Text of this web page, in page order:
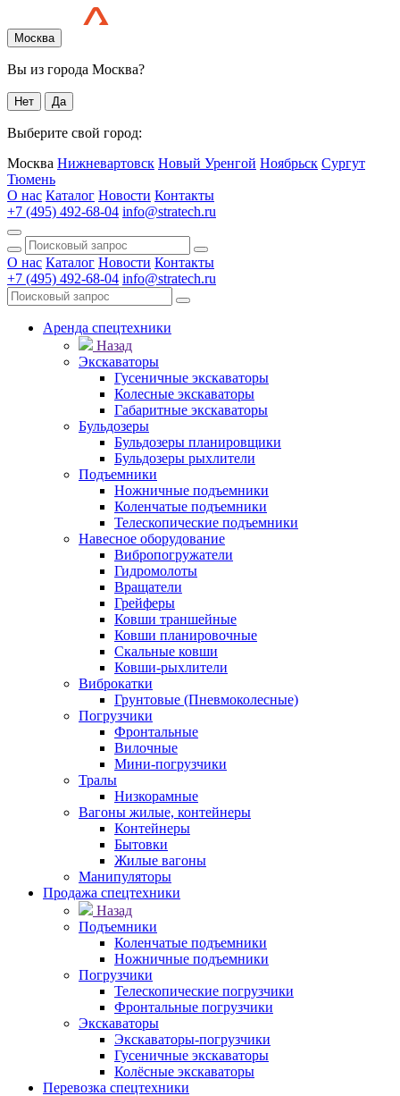
Москва
Вы из города Москва?
Нет Да
Выберите свой город:
Москва Нижневартовск Новый Уренгой Ноябрьск Сургут
Тюмень
О нас Каталог Новости Контакты
+7 (495) 492-68-04 info@stratech.ru
О нас Каталог Новости Контакты
+7 (495) 492-68-04 info@stratech.ru
Аренда спецтехники
Назад
Экскаваторы
Гусеничные экскаваторы
Колесные экскаваторы
Габаритные экскаваторы
Бульдозеры
Бульдозеры планировщики
Бульдозеры рыхлители
Подъемники
Ножничные подъемники
Коленчатые подъемники
Телескопические подъемники
Навесное оборудование
Вибропогружатели
Гидромолоты
Вращатели
Грейферы
Ковши траншейные
Ковши планировочные
Скальные ковши
Ковши-рыхлители
Виброкатки
Грунтовые (Пневмоколесные)
Погрузчики
Фронтальные
Вилочные
Мини-погрузчики
Тралы
Низкорамные
Вагоны жилые, контейнеры
Контейнеры
Бытовки
Жилые вагоны
Манипуляторы
Продажа спецтехники
Назад
Подъемники
Коленчатые подъемники
Ножничные подъемники
Погрузчики
Телескопические погрузчики
Фронтальные погрузчики
Экскаваторы
Экскаваторы-погрузчики
Гусеничные экскаваторы
Колёсные экскаваторы
Перевозка спецтехники